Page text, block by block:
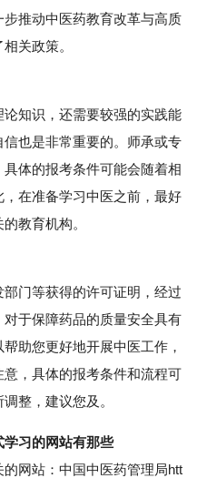
推动中医药教育改革与高质
关政策。
知识，还需要较强的实践能
也是非常重要的。师承或专
体的报考条件可能会随着相
在准备学习中医之前，最好
教育机构。
门等获得的许可证明，经过
于保障药品的质量安全具有
助您更好地开展中医工作，
，具体的报考条件和流程可
整，建议您及。
习的网站有那些
网站：中国中医药管理局htt